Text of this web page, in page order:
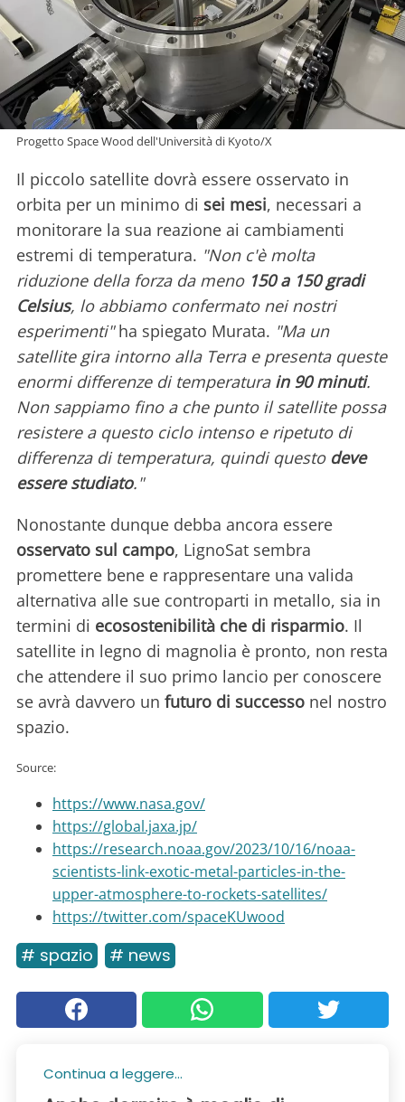
Progetto Space Wood dell'Università di Kyoto/X
Il piccolo satellite dovrà essere osservato in
orbita per un minimo di sei mesi, necessari a
monitorare la sua reazione ai cambiamenti
estremi di temperatura. "Non c'è molta
riduzione della forza da meno 150 a 150 gradi
Celsius, lo abbiamo confermato nei nostri
esperimenti"ha spiegato Murata. "Ma un
satellite gira intorno alla Terra e presenta queste
enormi differenze di temperatura in 90 minuti.
Non sappiamo fino a che punto il satellite possa
resistere a questo ciclo intenso e ripetuto di
differenza di temperatura, quindi questo deve
essere studiato."
Nonostante dunque debba ancora essere
osservato sul campo, LignoSat sembra
promettere bene e rappresentare una valida
alternativa alle sue controparti in metallo, sia in
termini di ecosostenibilità che di risparmio. Il
satellite in legno di magnolia è pronto, non resta
che attendere il suo primo lancio per conoscere
se avrà davvero un futuro di successo nel nostro
spazio.
Source:
https://www.nasa.gov/
https://global.jaxa.jp/
https://research.noaa.gov/2023/10/16/noaa-
scientists-link-exotic-metal-particles-in-the-
upper-atmosphere-to-rockets-satellites/
https://twitter.com/spaceKUwood
# spazio # news
Continua a leggere...